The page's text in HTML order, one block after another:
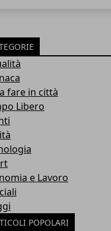
fare in città
Libero
e Lavoro
POPOLARI